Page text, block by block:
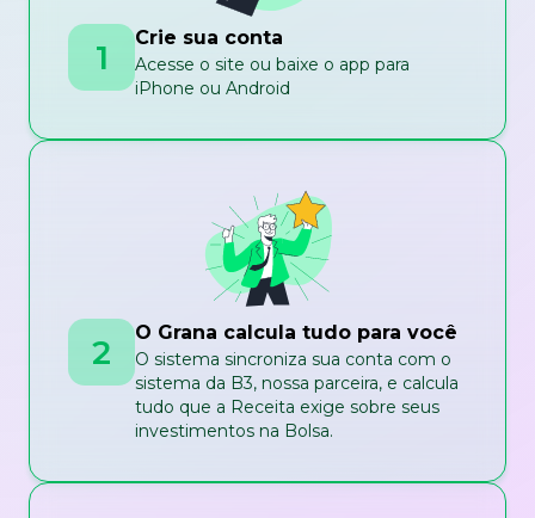
1 Crie sua conta
Acesse o site ou baixe o app para
iPhone ou Android
2 O Grana calcula tudo para você
O sistema sincroniza sua conta com o
sistema da B3, nossa parceira, e calcula
tudo que a Receita exige sobre seus
investimentos na Bolsa.